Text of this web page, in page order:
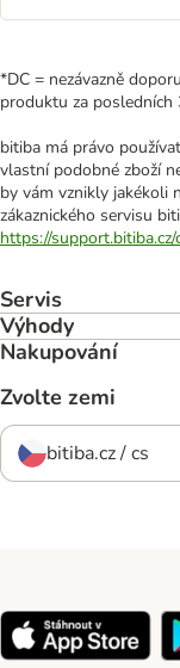
*DC = nezávazně
produktu za posledních
bitiba má právo
vlastní podobné zboží
by vám vznikly jakékoli
zákaznického servisu
https://
Servis
Výhody
Nakupování
Zvolte zemi
bitiba.cz / cs